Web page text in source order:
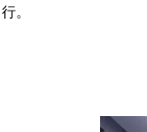
行。